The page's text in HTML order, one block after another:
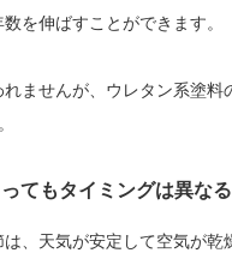
を伸ばすことができます。
ませんが、ウレタン系塗料
てもタイミングは異なる
、天気が安定して空気が乾